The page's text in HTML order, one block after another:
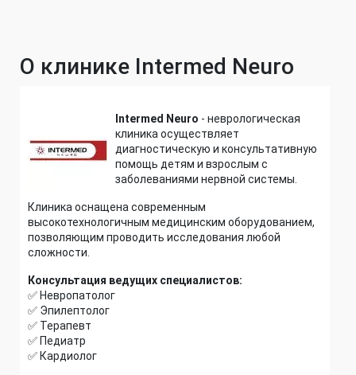
О клинике Intermed Neuro
Intermed Neuro - неврологическая
клиника осуществляет
диагностическую и консультативную
помощь детям и взрослым с
заболеваниями нервной системы.
Клиника оснащена современным
высокотехнологичным медицинским оборудованием,
позволяющим проводить исследования любой
сложности.
Консультация ведущих специалистов:
✅ Невропатолог
✅ Эпилептолог
✅ Терапевт
✅ Педиатр
✅ Кардиолог